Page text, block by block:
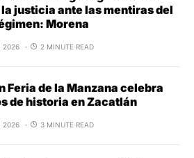
la justicia ante las mentiras del
Morena
2026 2 MINUTE READ
Feria de la Manzana celebra
de historia en Zacatlán
2026 3 MINUTE READ